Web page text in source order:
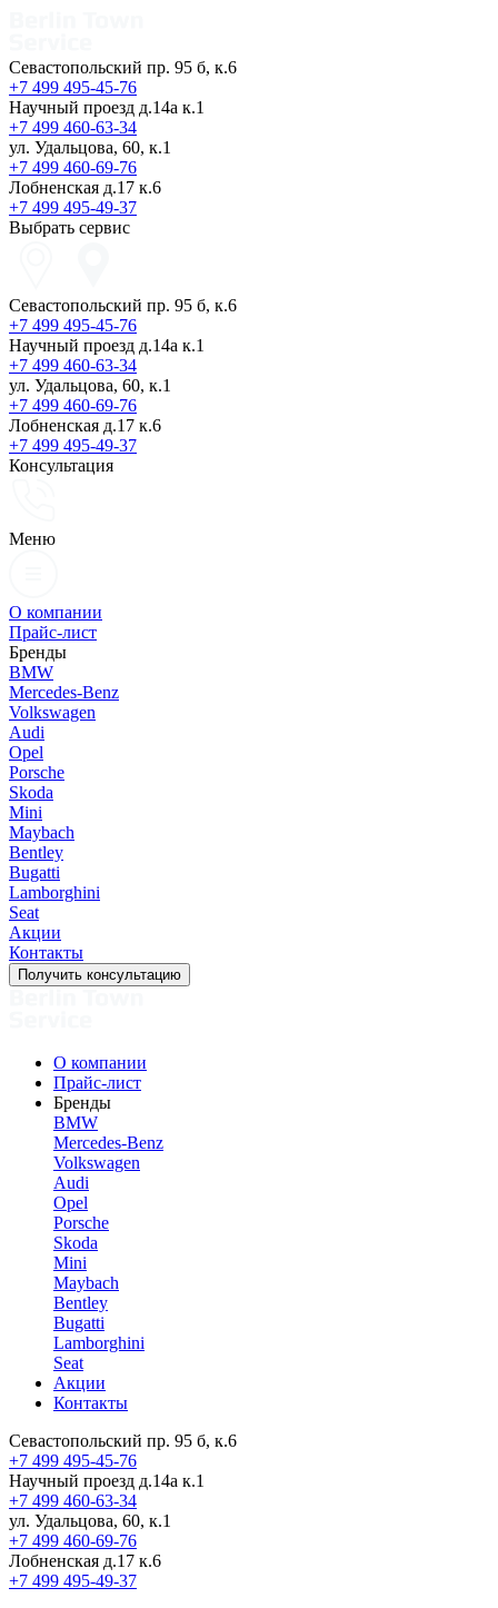
Севастопольский пр. 95 б, к.6
+7 499 495-45-76
Научный проезд д.14а к.1
+7 499 460-63-34
ул. Удальцова, 60, к.1
+7 499 460-69-76
Лобненская д.17 к.6
+7 499 495-49-37
Выбрать сервис
Севастопольский пр. 95 б, к.6
+7 499 495-45-76
Научный проезд д.14а к.1
+7 499 460-63-34
ул. Удальцова, 60, к.1
+7 499 460-69-76
Лобненская д.17 к.6
+7 499 495-49-37
Консультация
Меню
О компании
Прайс-лист
Бренды
BMW
Mercedes-Benz
Volkswagen
Audi
Opel
Porsche
Skoda
Mini
Maybach
Bentley
Bugatti
Lamborghini
Seat
Акции
Контакты
Получить консультацию
О компании
Прайс-лист
Бренды
BMW
Mercedes-Benz
Volkswagen
Audi
Opel
Porsche
Skoda
Mini
Maybach
Bentley
Bugatti
Lamborghini
Seat
Акции
Контакты
Севастопольский пр. 95 б, к.6
+7 499 495-45-76
Научный проезд д.14а к.1
+7 499 460-63-34
ул. Удальцова, 60, к.1
+7 499 460-69-76
Лобненская д.17 к.6
+7 499 495-49-37